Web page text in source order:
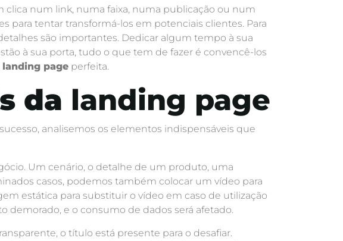
clica num link, numa faixa, numa publicação ou num
para tentar transformá-los em potenciais clientes. Para
são importantes. Dedicar algum tempo à sua
à sua porta, tudo o que tem de fazer é convencê-los
landing page perfeita.
da landing page
analisemos os elementos indispensáveis que
Um cenário, o detalhe de um produto, uma
casos, podemos também colocar um vídeo para
estática para substituir o vídeo em caso de utilização
e o consumo de dados será afetado.
o título está presente para o desafiar.